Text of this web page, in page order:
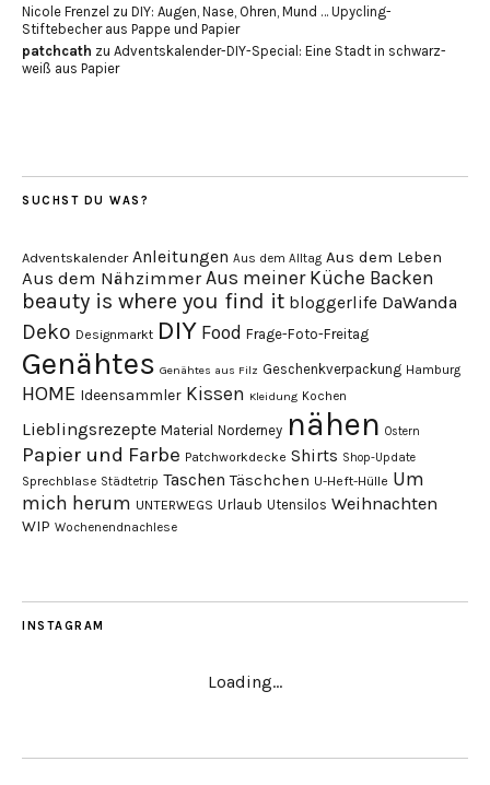
Nicole Frenzel zu DIY: Augen, Nase, Ohren, Mund … Upycling-
Stiftebecher aus Pappe und Papier
patchcath zu Adventskalender-DIY-Special: Eine Stadt in schwarz-
weiß aus Papier
SUCHST DU WAS?
Adventskalender Anleitungen Aus dem Alltag Aus dem Leben
Aus dem Nähzimmer Aus meiner Küche Backen
beauty is where you find it bloggerlife DaWanda
Deko Designmarkt DIY Food Frage-Foto-Freitag
Genähtes Genähtes aus Filz Geschenkverpackung Hamburg
HOME Ideensammler Kissen Kleidung Kochen
Lieblingsrezepte Material Norderney nähen Ostern
Papier und Farbe Patchworkdecke Shirts Shop-Update
Sprechblase Städtetrip Taschen Täschchen U-Heft-Hülle Um
mich herum UNTERWEGS Urlaub Utensilos Weihnachten
WIP Wochenendnachlese
INSTAGRAM
Loading...